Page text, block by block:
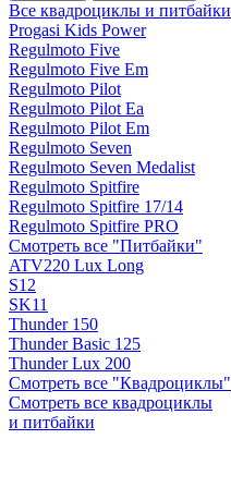
Все квадроциклы и питбайки
Progasi Kids Power
Regulmoto Five
Regulmoto Five Em
Regulmoto Pilot
Regulmoto Pilot Ea
Regulmoto Pilot Em
Regulmoto Seven
Regulmoto Seven Medalist
Regulmoto Spitfire
Regulmoto Spitfire 17/14
Regulmoto Spitfire PRO
Смотреть все "Питбайки"
ATV220 Lux Long
S12
SK11
Thunder 150
Thunder Basic 125
Thunder Lux 200
Смотреть все "Квадроциклы"
Смотреть все квадроциклы
и питбайки